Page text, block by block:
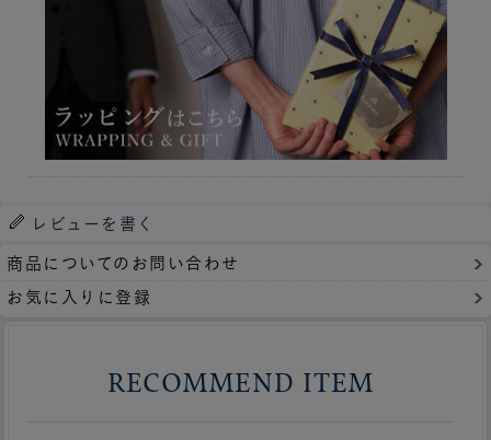
レビューを書く
商品についてのお問い合わせ
お気に入りに登録
RECOMMEND ITEM